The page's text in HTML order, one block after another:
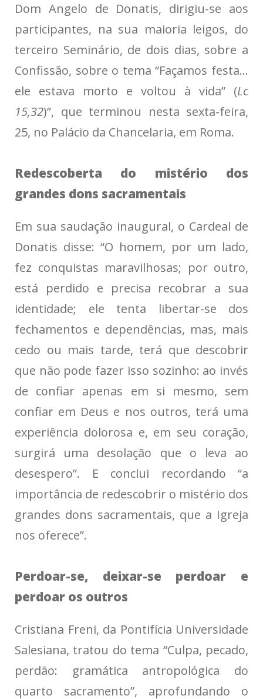
Dom Angelo de Donatis, dirigiu-se aos
participantes, na sua maioria leigos, do
terceiro Seminário, de dois dias, sobre a
Confissão, sobre o tema “Façamos festa…
ele estava morto e voltou à vida” (Lc
15,32)”, que terminou nesta sexta-feira,
25, no Palácio da Chancelaria, em Roma.
Redescoberta do mistério dos
grandes dons sacramentais
Em sua saudação inaugural, o Cardeal de
Donatis disse: “O homem, por um lado,
fez conquistas maravilhosas; por outro,
está perdido e precisa recobrar a sua
identidade; ele tenta libertar-se dos
fechamentos e dependências, mas, mais
cedo ou mais tarde, terá que descobrir
que não pode fazer isso sozinho: ao invés
de confiar apenas em si mesmo, sem
confiar em Deus e nos outros, terá uma
experiência dolorosa e, em seu coração,
surgirá uma desolação que o leva ao
desespero”. E conclui recordando “a
importância de redescobrir o mistério dos
grandes dons sacramentais, que a Igreja
nos oferece”.
Perdoar-se, deixar-se perdoar e
perdoar os outros
Cristiana Freni, da Pontifícia Universidade
Salesiana, tratou do tema “Culpa, pecado,
perdão: gramática antropológica do
quarto sacramento”, aprofundando o